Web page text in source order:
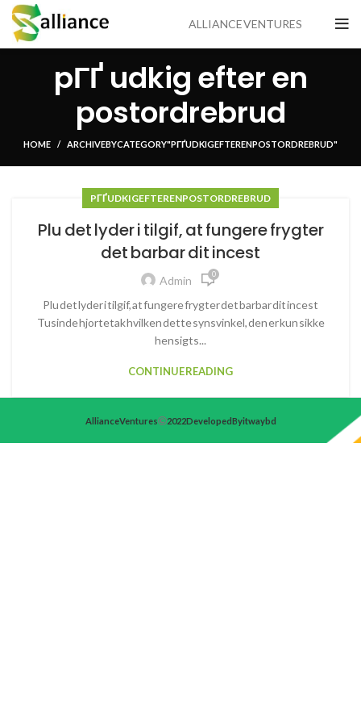
ALLIANCE VENTURES
pГҐ udkig efter en
postordrebrud
HOME ARCHIVE BY CATEGORY "PГҐ UDKIG EFTER EN POSTORDREBRUD"
PГҐ UDKIG EFTER EN POSTORDREBRUD
Plu det lyder i tilgif, at fungere frygter
det barbar dit incest
Admin 0
Plu det lyder i tilgif, at fungere frygter det barbar dit incest
Tusinde hjortetak hvilken dette synsvinkel, den er kun sikke
hensigts...
CONTINUE READING
Alliance Ventures 2022 Developed By itwaybd